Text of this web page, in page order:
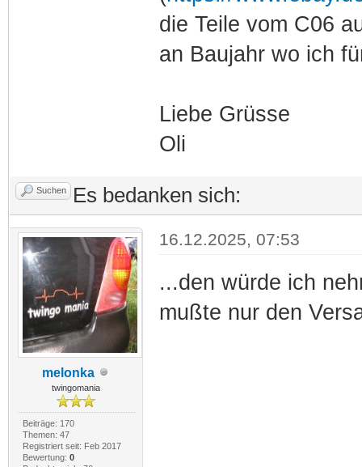
die Teile vom C06
an Baujahr wo ich
Liebe Grüsse
Oli
Suchen Es bedanken sich:
melonka
twingomania
Beiträge: 170
Themen: 47
Registriert seit: Feb 2017
Bewertung: 0
16.12.2025, 07:53
...den würde ich
mußte nur den